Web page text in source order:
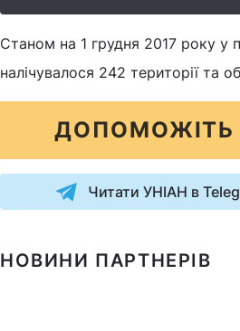
Станом на 1 грудня 2017 року у
налічувалося 242 території та
ДОПОМОЖІТЬ
Читати УНІАН в
НОВИНИ ПАРТНЕРІВ